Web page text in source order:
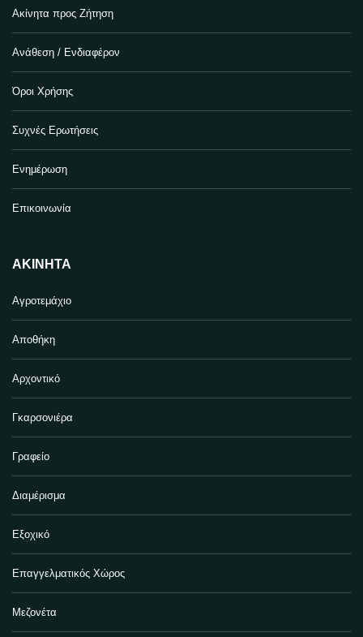
Ακίνητα προς Ζήτηση
Ανάθεση / Ενδιαφέρον
Όροι Χρήσης
Συχνές Ερωτήσεις
Ενημέρωση
Επικοινωνία
ΑΚΊΝΗΤΑ
Αγροτεμάχιο
Αποθήκη
Αρχοντικό
Γκαρσονιέρα
Γραφείο
Διαμέρισμα
Εξοχικό
Επαγγελματικός Χώρος
Μεζονέτα